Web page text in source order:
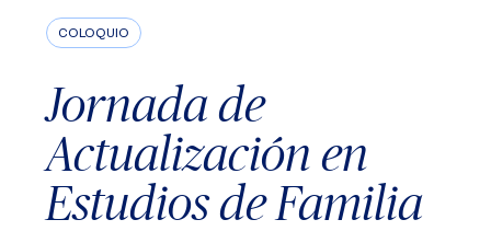
COLOQUIO
Jornada de
Actualización en
Estudios de Familia